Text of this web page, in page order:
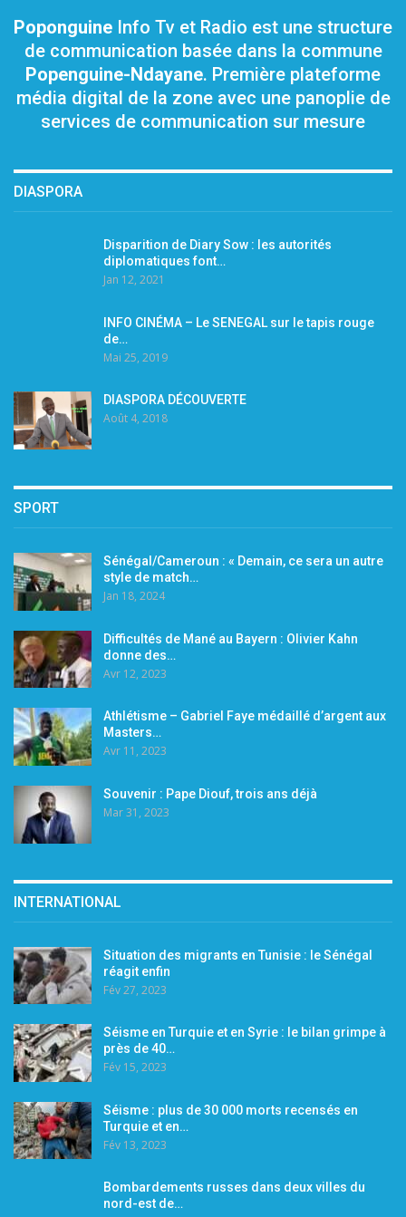
Poponguine Info Tv et Radio est une structure
de communication basée dans la commune
Popenguine-Ndayane. Première plateforme
média digital de la zone avec une panoplie de
services de communication sur mesure
DIASPORA
Disparition de Diary Sow : les autorités
diplomatiques font…
Jan 12, 2021
INFO CINÉMA – Le SENEGAL sur le tapis rouge
de…
Mai 25, 2019
DIASPORA DÉCOUVERTE
Août 4, 2018
SPORT
Sénégal/Cameroun : « Demain, ce sera un autre
style de match…
Jan 18, 2024
Difficultés de Mané au Bayern : Olivier Kahn
donne des…
Avr 12, 2023
Athlétisme – Gabriel Faye médaillé d’argent aux
Masters…
Avr 11, 2023
Souvenir : Pape Diouf, trois ans déjà
Mar 31, 2023
INTERNATIONAL
Situation des migrants en Tunisie : le Sénégal
réagit enfin
Fév 27, 2023
Séisme en Turquie et en Syrie : le bilan grimpe à
près de 40…
Fév 15, 2023
Séisme : plus de 30 000 morts recensés en
Turquie et en…
Fév 13, 2023
Bombardements russes dans deux villes du
nord-est de…